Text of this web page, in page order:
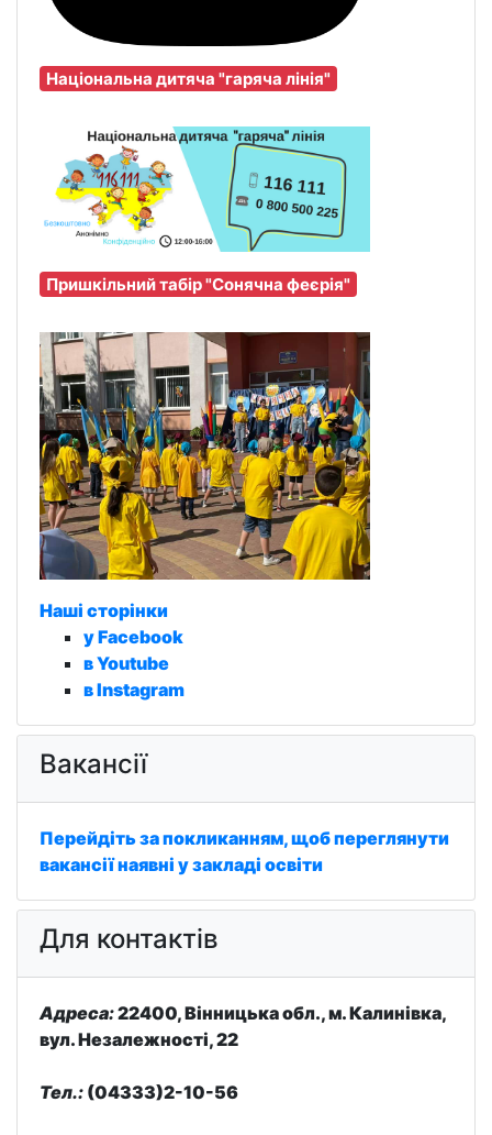
Національна дитяча "гаряча лінія"
Пришкільний табір "Сонячна феєрія"
Наші сторінки
у Facebook
в Youtube
в Instagram
Вакансії
Перейдіть за покликанням, щоб переглянути
вакансії наявні у закладі освіти
Для контактів
Адреса:22400, Вінницька обл., м. Калинівка,
вул. Незалежності, 22
Тел.: (04333)2-10-56